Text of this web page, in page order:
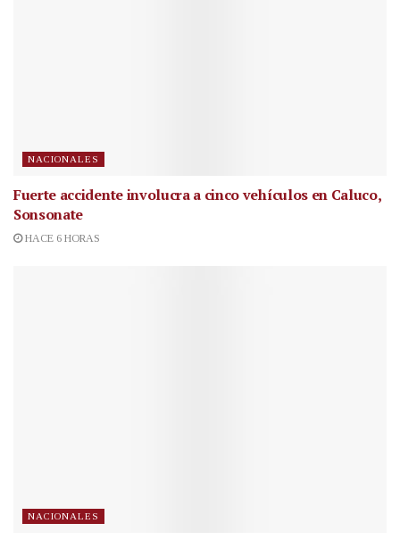
NACIONALES
Fuerte accidente involucra a cinco vehículos en Caluco,
Sonsonate
HACE 6 HORAS
NACIONALES